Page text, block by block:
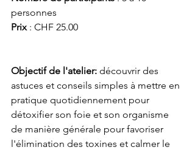
personnes
Prix : CHF 25.00
Objectif de l'atelier: découvrir des
astuces et conseils simples à mettre en
pratique quotidiennement pour
détoxifier son foie et son organisme
de manière générale pour favoriser
l'élimination des toxines et calmer le